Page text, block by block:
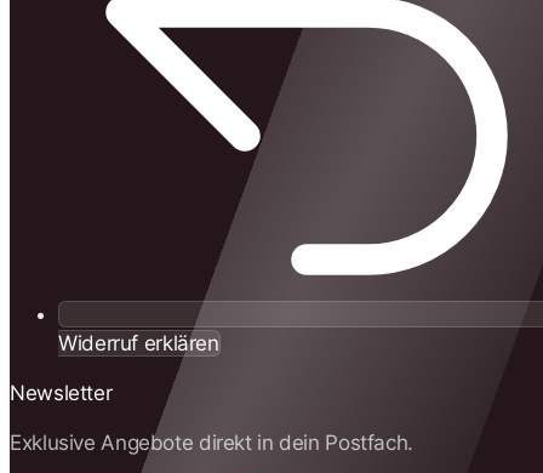
Widerruf erklären
Newsletter
Exklusive Angebote direkt in dein Postfach.